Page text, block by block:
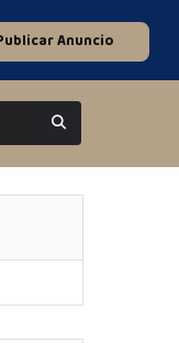
Anuncio